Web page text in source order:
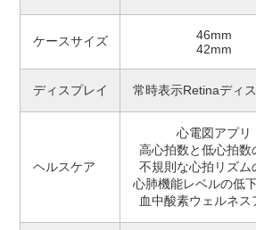
ケースサイズ
46mm
42mm
ディスプレイ 常時表示Retinaディ
ヘルスケア
心電図アプリ
高心拍数と低心拍数
不規則な心拍リズム
心肺機能レベルの低
血中酸素ウェルネス